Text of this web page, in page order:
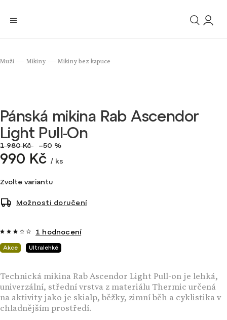
Muži / Mikiny / Mikiny bez kapuce
Pánská mikina Rab Ascendor
Light Pull-On
1 980 Kč –50 %
990 Kč / ks
Zvolte variantu
Možnosti doručení
Akce Ultralehké
1 hodnocení
Technická mikina Rab Ascendor Light Pull-on je lehká,
univerzální, střední vrstva z materiálu Thermic určená
na aktivity jako je skialp, běžky, zimní běh a cyklistika v
chladnějším prostředí.